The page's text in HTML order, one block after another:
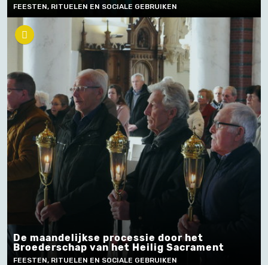
FEESTEN, RITUELEN EN SOCIALE GEBRUIKEN
De maandelijkse processie door het
Broederschap van het Heilig Sacrament
FEESTEN, RITUELEN EN SOCIALE GEBRUIKEN